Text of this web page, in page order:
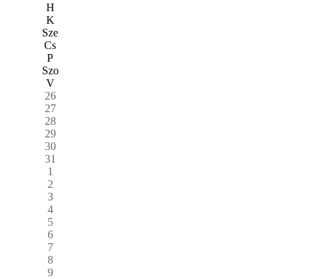
H
K
Sze
Cs
P
Szo
V
26
27
28
29
30
31
1
2
3
4
5
6
7
8
9